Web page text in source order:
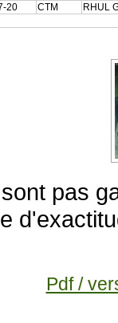
20 CTM
RHUL
pas
Pdf /